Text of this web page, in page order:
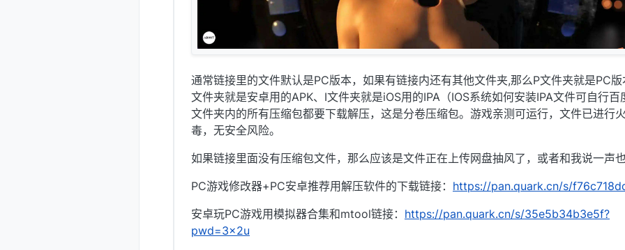
通常链接里的文件默认是PC版本，如果有链接内还有其他文件夹,那么P文件夹就是PC
文件夹就是安卓用的APK、I文件夹就是iOS用的IPA（IOS系统如何安装IPA文件可自行百
文件夹内的所有压缩包都要下载解压，这是分卷压缩包。游戏亲测可运行，文件已进行
毒，无安全风险。
如果链接里面没有压缩包文件，那么应该是文件正在上传网盘抽风了，或者和我说一声
PC游戏修改器+PC安卓推荐用解压软件的下载链接： https://pan.quark.cn/s/
安卓玩PC游戏用模拟器合集和mtool链接： https://pan.quark.cn/s/35e5b34b3e5f?
pwd=3x2u